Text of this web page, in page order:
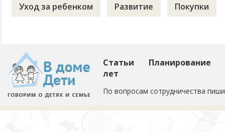
Уход за ребенком Развитие Покупки
Статьи
Планирование
лет
По вопросам сотрудничества